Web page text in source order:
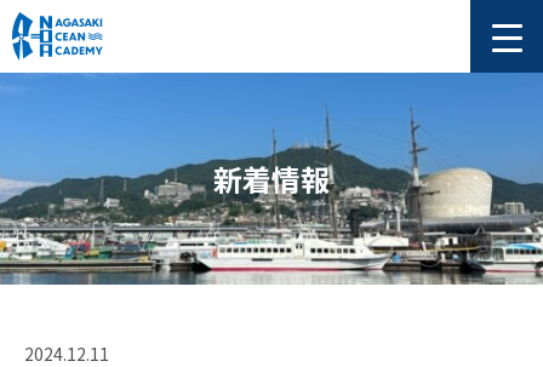
新着情報
2024.12.11